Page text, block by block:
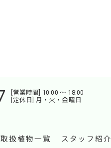
[営業時間] 10:00 〜 18:00
[定休日] 月・火・金曜日
取扱植物一覧 スタッフ紹介